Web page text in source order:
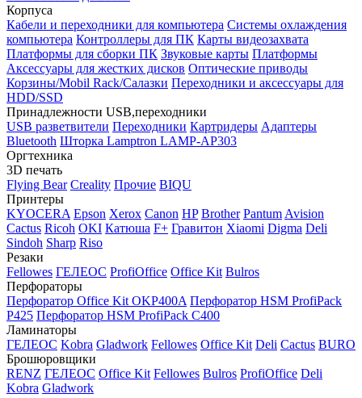
Корпуса
Кабели и переходники для компьютера Системы охлаждения
компьютера Контроллеры для ПК Карты видеозахвата
Платформы для сборки ПК Звуковые карты Платформы
Аксессуары для жестких дисков Оптические приводы
Корзины/Mobil Rack/Салазки Переходники и аксессуары для
HDD/SSD
Принадлежности USB,переходники
USB разветвители Переходники Картридеры Адаптеры
Bluetooth Шторка Lamptron LAMP-AP303
Оргтехника
3D печать
Flying Bear Creality Прочие BIQU
Принтеры
KYOCERA Epson Xerox Canon HP Brother Pantum Avision
Cactus Ricoh OKI Катюша F+ Гравитон Xiaomi Digma Deli
Sindoh Sharp Riso
Резаки
Fellowes ГЕЛЕОС ProfiOffice Office Kit Bulros
Перфораторы
Перфоратор Office Kit OKP400A Перфоратор HSM ProfiPack
P425 Перфоратор HSM ProfiPack C400
Ламинаторы
ГЕЛЕОС Kobra Gladwork Fellowes Office Kit Deli Cactus BURO
Брошюровщики
RENZ ГЕЛЕОС Office Kit Fellowes Bulros ProfiOffice Deli
Kobra Gladwork